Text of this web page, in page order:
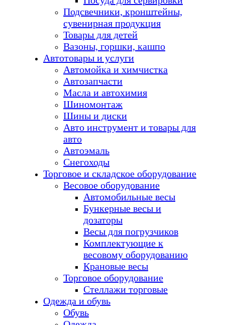
Подсвечники, кронштейны,
сувенирная продукция
Товары для детей
Вазоны, горшки, кашпо
Автотовары и услуги
Автомойка и химчистка
Автозапчасти
Масла и автохимия
Шиномонтаж
Шины и диски
Авто инструмент и товары для
авто
Автоэмаль
Снегоходы
Торговое и складское оборудование
Весовое оборудование
Автомобильные весы
Бункерные весы и
дозаторы
Весы для погрузчиков
Комплектующие к
весовому оборудованию
Крановые весы
Торговое оборудование
Стеллажи торговые
Одежда и обувь
Обувь